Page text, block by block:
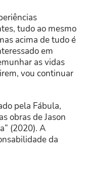
tudo ao mesmo
acima de tudo é
em
as vidas
vou continuar
pela Fábula,
obras de Jason
(2020). A
da